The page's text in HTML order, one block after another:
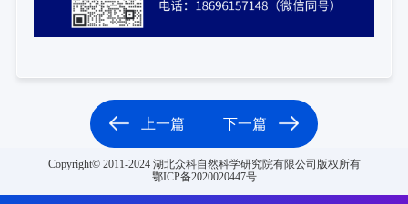
上一篇 下一篇
Copyright© 2011-2024 湖北众科自然科学研究院有限公司版权所有
鄂ICP备2020020447号